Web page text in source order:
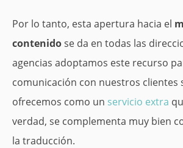
Por lo tanto, esta apertura hacia el
contenidose da en todas las
agencias adoptamos este recurso
comunicación con nuestros clientes
ofrecemos como un servicio extra
verdad, se complementa muy bien
la traducción.